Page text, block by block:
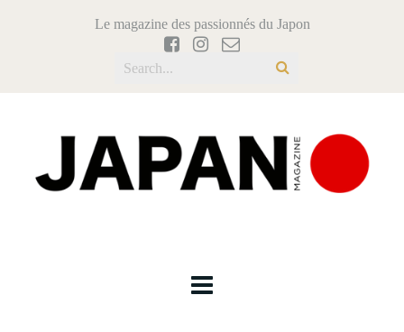
Le magazine des passionnés du Japon